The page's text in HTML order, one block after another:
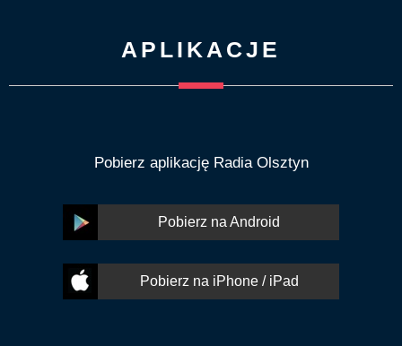
APLIKACJE
Pobierz aplikację Radia Olsztyn
Pobierz na Android
Pobierz na iPhone / iPad